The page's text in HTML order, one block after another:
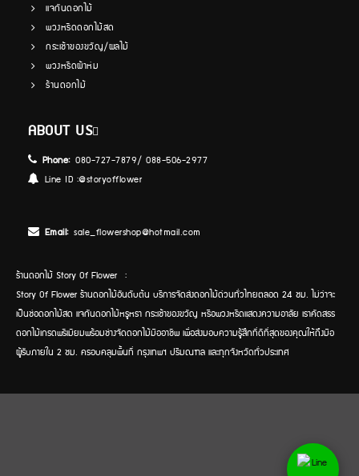
แจกันดอกไม้
พวงหรีดดอกไม้สด
กระเช้าของขวัญ/ผลไม้
พวงหรีดผ้าห่ม
ร้านดอกไม้
ABOUT US
Phone:080-727-7879/ 088-506-2977
Line ID :@storyofflower
Email: sale_flowershop@hotmail.com
ร้านดอกไม้ Story Of Flower :
Story Of Flower ร้านดอกไม้อันดับต้น บริการจัดส่งดอกไม้ด่วนทั่วไทยตลอด 24 ชม. ไม่ว่าจะ
เป็นช่อดอกไม้สด แจกันดอกไม้หรูหรา กระเช้าของขวัญ หรือพวงหรีดแสดงความอาลัย เราคัดสรร
ดอกไม้เกรดพรีเมียมพร้อมช่างจัดดอกไม้มืออาชีพ เพื่อส่งมอบความรู้สึกที่ดีที่สุดของคุณให้ถึงมือ
ผู้รับภายใน 2 ชม. ครอบคลุมพื้นที่ กรุงเทพฯ ปริมณฑล และทุกจังหวัดทั่วประเทศ